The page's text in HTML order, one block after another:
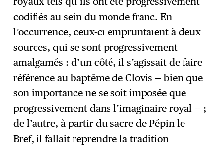
codifiés au sein du monde franc. En
l’occurrence, ceux-ci empruntaient à deux
sources, qui se sont progressivement
amalgamés : d’un côté, il s’agissait de faire
référence au baptême de Clovis — bien que
son importance ne se soit imposée que
progressivement dans l’imaginaire royal — ;
de l’autre, à partir du sacre de Pépin le
Bref, il fallait reprendre la tradition